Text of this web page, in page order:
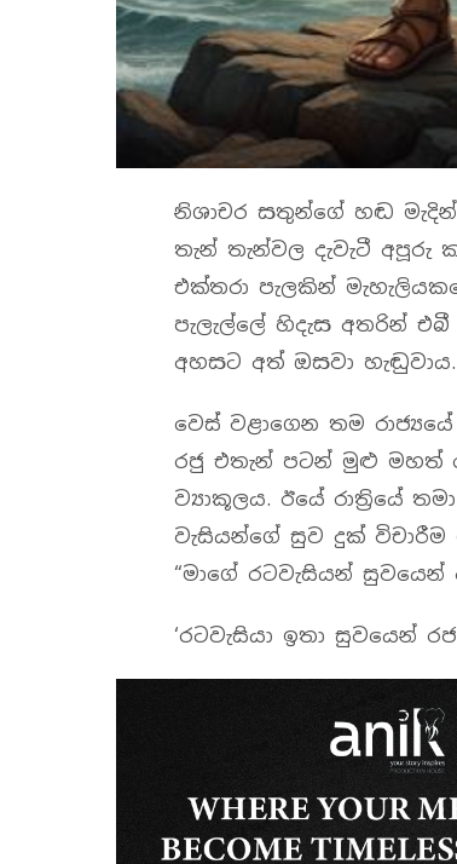
නිශාචර සතුන්ගේ හඬ
තැන් තැන්වල දැවැටී අපූරු
එක්තරා පැලකින්
පැලැල්ලේ හිදැස අතරින්
අහසට අත් ඔසවා හැඬුවාය.
වෙස් වළාගෙන තම
රජු එතැන් පටන් මුළු මහත්
ව්‍යාකූලය. ඊයේ රාත්‍රියේ
වැසියන්ගේ සුව දුක්
“මාගේ රටවැසියන්
‘රටවැසියා ඉතා සුවයෙන්